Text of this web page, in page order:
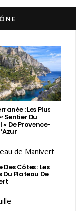
: Les Plus
Sentier Du
» De Provence-
Des Côtes : Les
Du Plateau De